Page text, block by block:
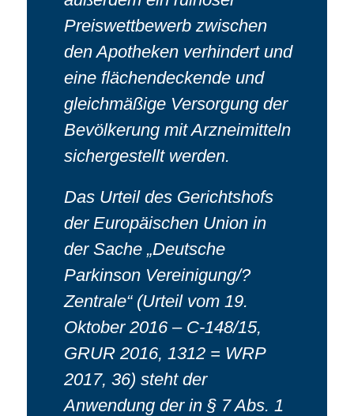
Preiswettbewerb zwischen
den Apotheken verhindert und
eine flächendeckende und
gleichmäßige Versorgung der
Bevölkerung mit Arzneimitteln
sichergestellt werden.
Das Urteil des Gerichtshofs
der Europäischen Union in
der Sache „Deutsche
Parkinson Vereinigung/?
Zentrale“ (Urteil vom 19.
Oktober 2016 – C-148/15,
GRUR 2016, 1312 = WRP
2017, 36) steht der
Anwendung der in § 7 Abs. 1